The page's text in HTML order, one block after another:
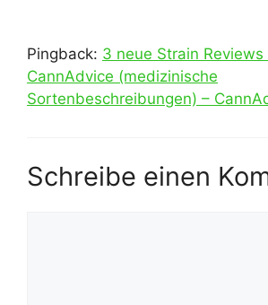
Pingback: 3 neue Strain Reviews
CannAdvice (medizinische
Sortenbeschreibungen) –
Schreibe einen